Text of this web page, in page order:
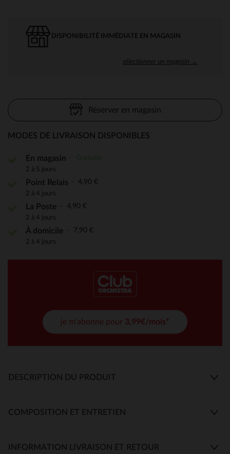
DISPONIBILITÉ IMMÉDIATE EN MAGASIN
sélectionner un magasin →
Réserver en magasin
MODES DE LIVRAISON DISPONIBLES
En magasin
2 à 5 jours
Point Relais 4,90 €
2 à 4 jours
La Poste 4,90 €
2 à 4 jours
À domicile 7,90 €
2 à 4 jours
je m'abonne pour 3,99€/mois*
DESCRIPTION DU PRODUIT
COMPOSITION ET ENTRETIEN
INFORMATION LIVRAISON ET RETOUR